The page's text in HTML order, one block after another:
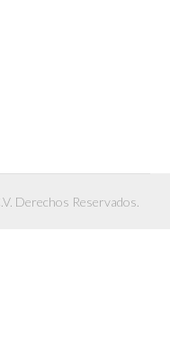
Derechos Reservados.